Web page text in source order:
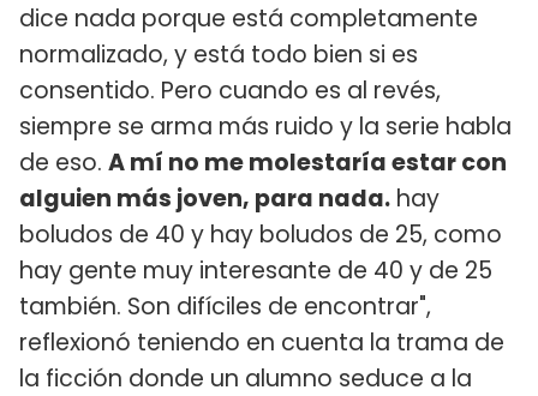
dice nada porque está completamente
normalizado, y está todo bien si es
consentido. Pero cuando es al revés,
siempre se arma más ruido y la serie habla
de eso. A mí no me molestaría estar con
alguien más joven, para nada. hay
boludos de 40 y hay boludos de 25, como
hay gente muy interesante de 40 y de 25
también. Son difíciles de encontrar",
reflexionó teniendo en cuenta la trama de
la ficción donde un alumno seduce a la